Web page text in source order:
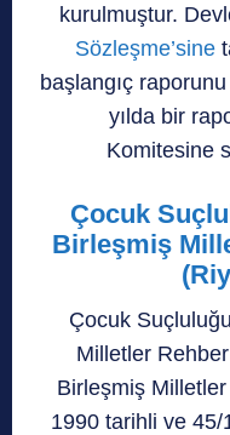
kurulmuştur.
Sözleşme’sine
başlangıç
yılda bir
Komitesine
Çocuk
Birleşmiş
Çocuk
Milletler
Birleşmiş
1990 tarihli ve 45/